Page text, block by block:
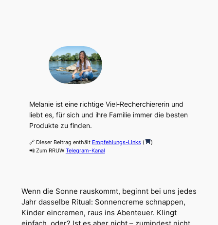
Melanie ist eine richtige Viel-Recherchiererin und
liebt es, für sich und ihre Familie immer die besten
Produkte zu finden.
🔗 Dieser Beitrag enthält Empfehlungs-Links(
)
📲 Zum RRUW Telegram-Kanal
Wenn die Sonne rauskommt, beginnt bei uns jedes
Jahr dasselbe Ritual: Sonnencreme schnappen,
Kinder eincremen, raus ins Abenteuer. Klingt